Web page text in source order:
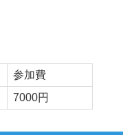
参加費
7000円